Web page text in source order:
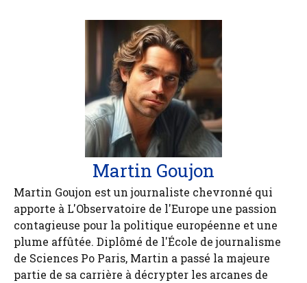
Martin Goujon
Martin Goujon est un journaliste chevronné qui
apporte à L'Observatoire de l'Europe une passion
contagieuse pour la politique européenne et une
plume affûtée. Diplômé de l'École de journalisme
de Sciences Po Paris, Martin a passé la majeure
partie de sa carrière à décrypter les arcanes de